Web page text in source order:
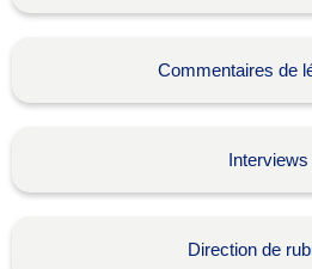
Commentaires de
Interviews
Direction de